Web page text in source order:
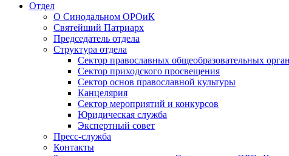
Отдел
О Синодальном ОРОиК
Святейший Патриарх
Председатель отдела
Структура отдела
Сектор православных общеобразовательных
Сектор приходского просвещения
Сектор основ православной культуры
Канцелярия
Сектор мероприятий и конкурсов
Юридическая служба
Экспертный совет
Пресс-служба
Контакты